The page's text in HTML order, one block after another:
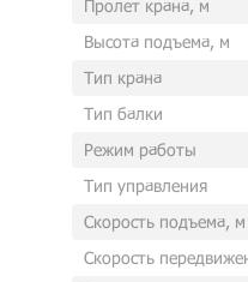
Пролет крана, м
Высота подъема, м
Тип крана
Тип балки
Режим работы
Тип управления
Скорость подъема,
Скорость